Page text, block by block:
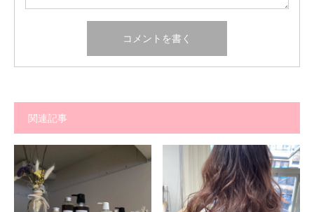
関連記事